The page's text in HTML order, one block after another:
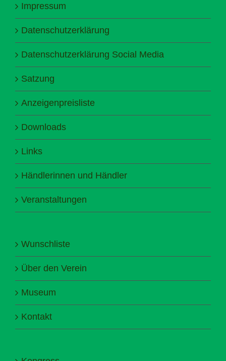
Impressum
Datenschutzerklärung
Datenschutzerklärung Social Media
Satzung
Anzeigenpreisliste
Downloads
Links
Händlerinnen und Händler
Veranstaltungen
Wunschliste
Über den Verein
Museum
Kontakt